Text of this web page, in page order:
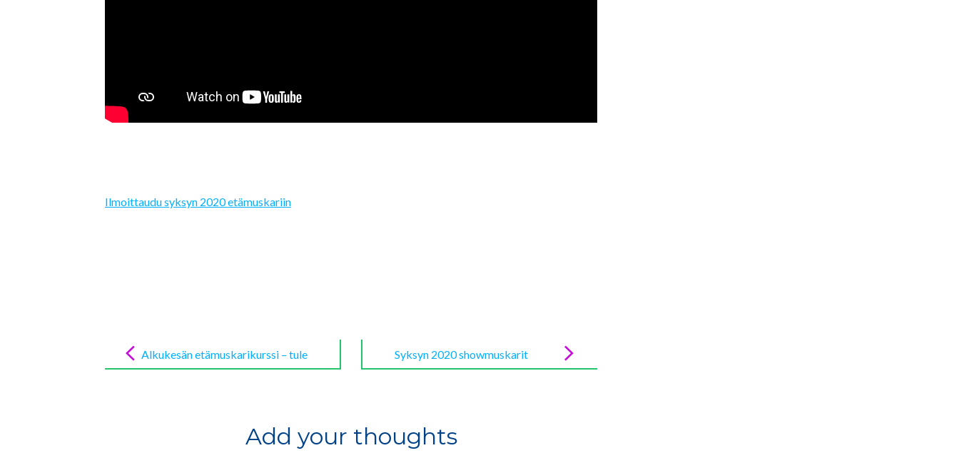
Ilmoittaudu syksyn 2020 etämuskariin
navigationAlkukesän etämuskarikurssi – tule
Syksyn 2020 showmuskarit
Add your thoughts